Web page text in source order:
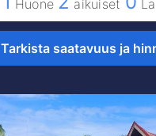
Huone aikuiset
Tarkista saatavuus ja